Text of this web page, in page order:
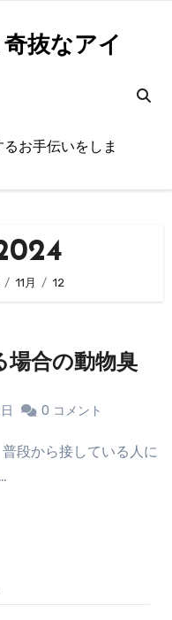
抜なアイ
お手伝いをしま
11月 12
場合の動物臭
0 コメント